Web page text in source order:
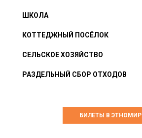
ШКОЛА
КОТТЕДЖНЫЙ ПОСЁЛОК
СЕЛЬСКОЕ ХОЗЯЙСТВО
РАЗДЕЛЬНЫЙ СБОР ОТХОДОВ
БИЛЕТЫ В ЭТНОМИР